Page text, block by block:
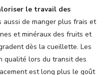
le travail des
aussi de manger plus frais et
et minéraux des fruits et
dès la cueillette. Les
qualité lors du transit des
est long plus le goût